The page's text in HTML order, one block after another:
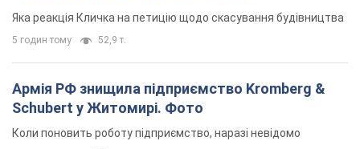
"московського вірянина"
Яка реакція Кличка на петицію щодо скасування будівництва
5 годин тому 52,9 т.
Армія РФ знищила підприємство Kromberg &
Schubert у Житомирі. Фото
Коли поновить роботу підприємство, наразі невідомо